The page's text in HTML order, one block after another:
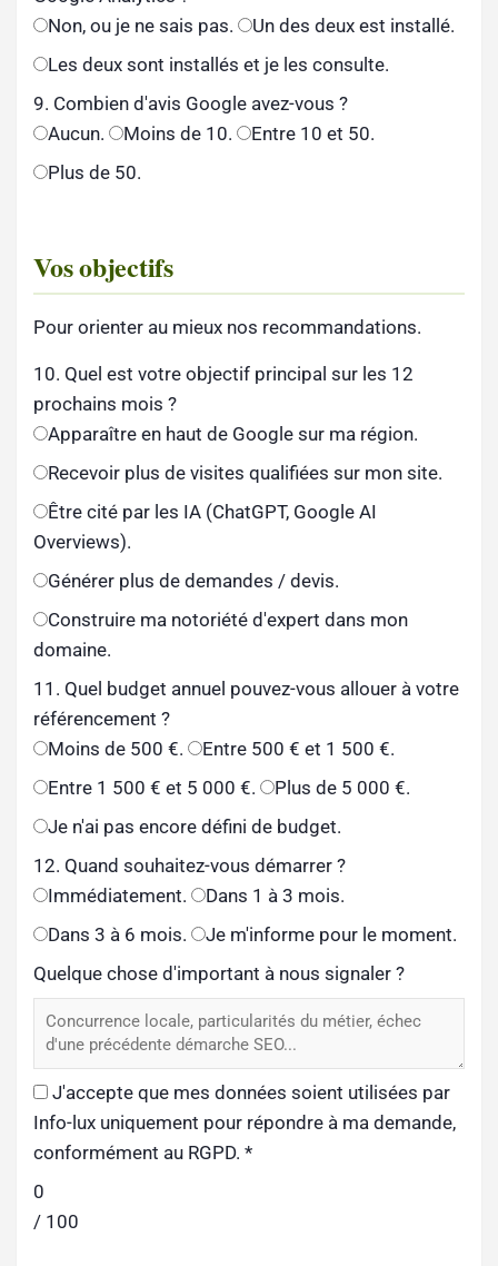
Non, ou je ne sais pas.
Un des deux est installé.
Les deux sont installés et je les consulte.
9. Combien d'avis Google avez-vous ?
Aucun.
Moins de 10.
Entre 10 et 50.
Plus de 50.
Vos objectifs
Pour orienter au mieux nos recommandations.
10. Quel est votre objectif principal sur les 12
prochains mois ?
Apparaître en haut de Google sur ma région.
Recevoir plus de visites qualifiées sur mon site.
Être cité par les IA (ChatGPT, Google AI
Overviews).
Générer plus de demandes / devis.
Construire ma notoriété d'expert dans mon
domaine.
11. Quel budget annuel pouvez-vous allouer à votre
référencement ?
Moins de 500 €.
Entre 500 € et 1 500 €.
Entre 1 500 € et 5 000 €.
Plus de 5 000 €.
Je n'ai pas encore défini de budget.
12. Quand souhaitez-vous démarrer ?
Immédiatement.
Dans 1 à 3 mois.
Dans 3 à 6 mois.
Je m'informe pour le moment.
Quelque chose d'important à nous signaler ?
J'accepte que mes données soient utilisées par
Info-lux uniquement pour répondre à ma demande,
conformément au RGPD. *
0
/ 100